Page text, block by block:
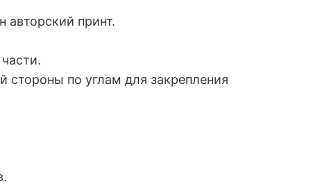
авторский принт.
по углам для закрепления